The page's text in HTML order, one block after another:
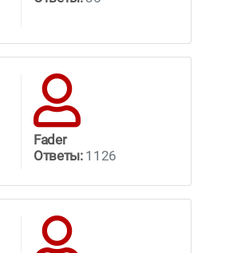
Fader
Ответы:1126